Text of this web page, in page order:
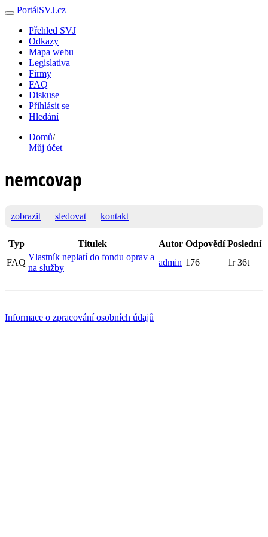
PortálSVJ.cz
Přehled SVJ
Odkazy
Mapa webu
Legislativa
Firmy
FAQ
Diskuse
Přihlásit se
Hledání
Domů/
Můj účet
nemcovap
zobrazit sledovat kontakt
Typ Titulek Autor Odpovědí Poslední
FAQ
Vlastník neplatí do fondu oprav a
na služby
admin 176 1r 36t
Informace o zpracování osobních údajů